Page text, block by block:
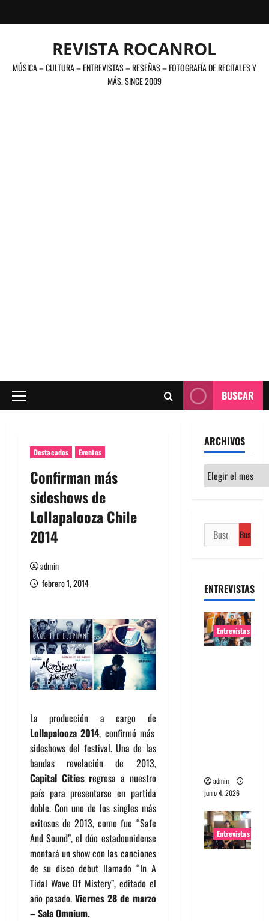
al
REVISTA ROCANROL
MÚSICA – CULTURA – ENTREVISTAS – RESEÑAS – FOTOGRAFÍA DE RECITALES Y
MÁS. SINCE 2009
Menú
BUSCAR
Destacados Eventos
Confirman más
sideshows de
Lollapalooza Chile
2014
admin
febrero 1, 2014
La producción a cargo de
Lollapalooza 2014, confirmó más
sideshows del festival. Una de las
bandas revelación de 2013,
Capital Cities regresa a nuestro
país para presentarse en partida
doble. Con uno de los singles más
exitosos de 2013, como fue “Safe
And Sound”, el dúo estadounidense
montará un show con las canciones
de su disco debut llamado “In A
Tidal Wave Of Mistery”, editado el
año pasado. Viernes 28 de marzo
– Sala Omnium.
ARCHIVOS
Archivos
Buscar:
ENTREVISTAS
Entrevistas
admin
junio 4, 2026
Entrevistas